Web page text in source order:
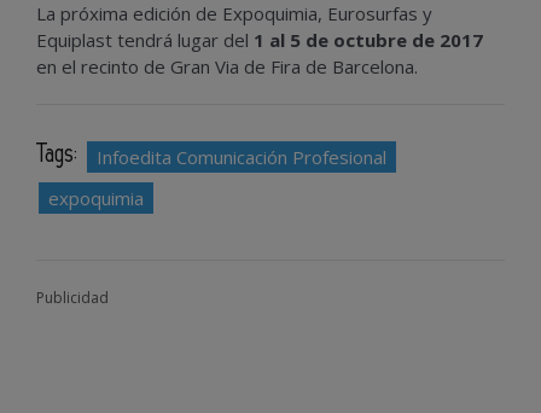
La próxima edición de Expoquimia, Eurosurfas y
Equiplast tendrá lugar del 1 al 5 de octubre de 2017
en el recinto de Gran Via de Fira de Barcelona.
Tags:
Infoedita Comunicación Profesional
expoquimia
Publicidad